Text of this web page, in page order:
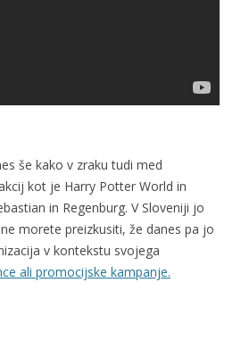
še kako v zraku tudi med
kot je Harry Potter World in
in Regenburg. V Sloveniji jo
morete preizkusiti, že danes pa jo
v kontekstu svojega
ali promocijske kampanje.